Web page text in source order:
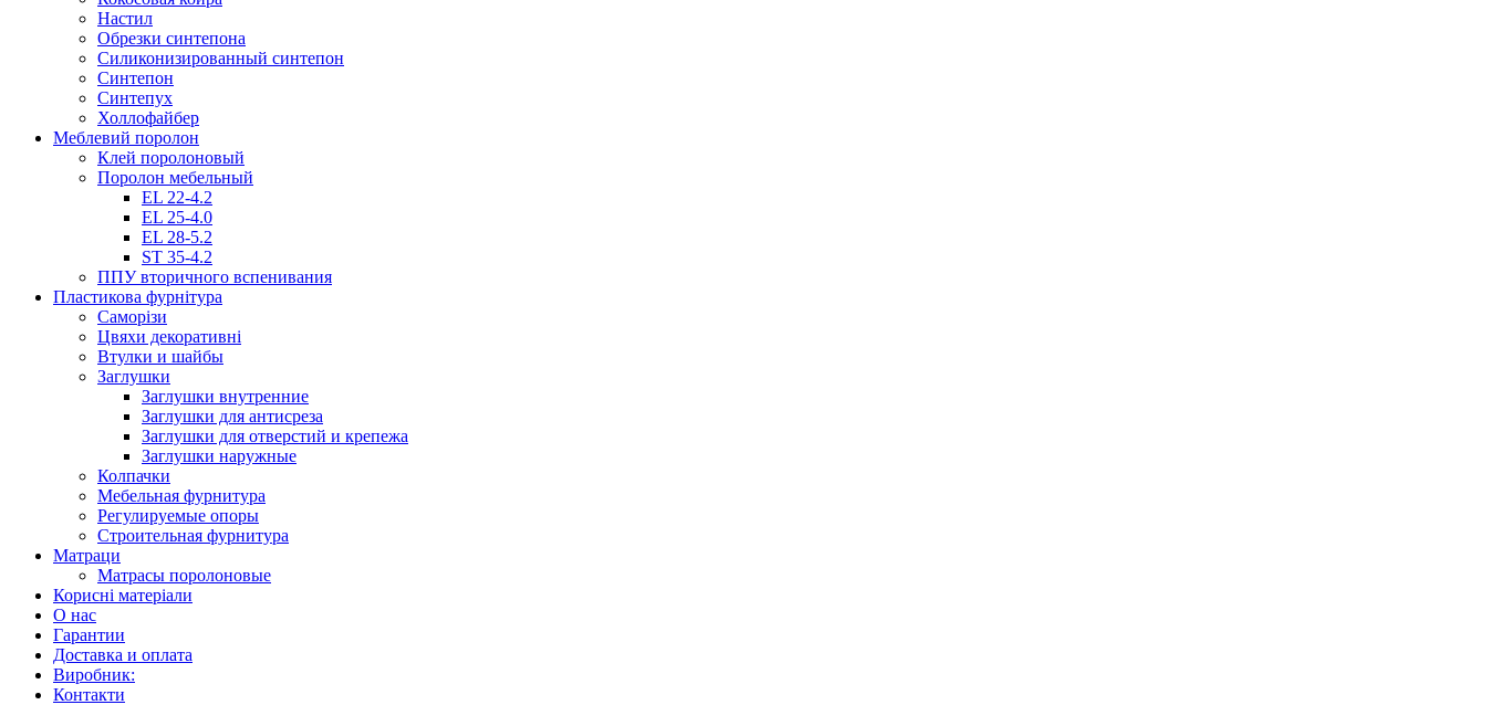
Настил
Обрезки синтепона
Силиконизированный синтепон
Синтепон
Синтепух
Холлофайбер
Меблевий поролон
Клей поролоновый
Поролон мебельный
EL 22-4.2
EL 25-4.0
EL 28-5.2
ST 35-4.2
ППУ вторичного вспенивания
Пластикова фурнітура
Саморізи
Цвяхи декоративні
Втулки и шайбы
Заглушки
Заглушки внутренние
Заглушки для антисреза
Заглушки для отверстий и крепежа
Заглушки наружные
Колпачки
Мебельная фурнитура
Регулируемые опоры
Строительная фурнитура
Матраци
Матрасы поролоновые
Корисні матеріали
О нас
Гарантии
Доставка и оплата
Виробник:
Контакти